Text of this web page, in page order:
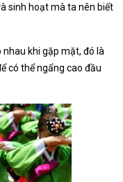
sinh hoạt mà ta nên biết
nhau khi gặp mặt, đó là
có thể ngẩng cao đầu